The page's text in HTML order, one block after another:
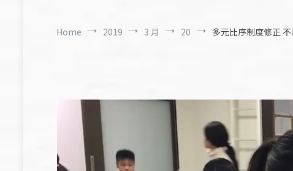
Home 2019 3 月 20 多元比序制度修正